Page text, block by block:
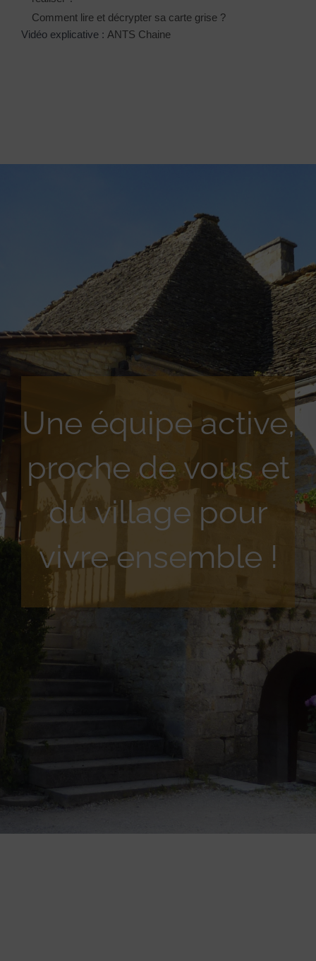
Comment lire et décrypter sa carte grise ?
Vidéo explicative : ANTS Chaine
Une équipe active,
proche de vous et
du village pour
vivre ensemble !